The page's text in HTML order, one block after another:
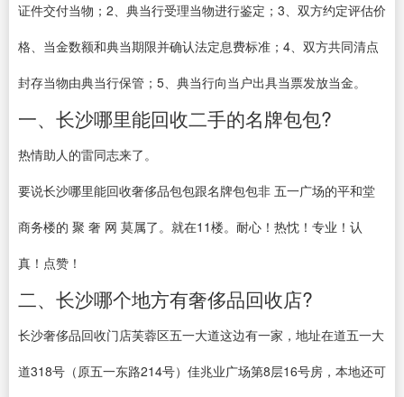
证件交付当物；2、典当行受理当物进行鉴定；3、双方约定评估价
格、当金数额和典当期限并确认法定息费标准；4、双方共同清点
封存当物由典当行保管；5、典当行向当户出具当票发放当金。
一、长沙哪里能回收二手的名牌包包?
热情助人的雷同志来了。
要说长沙哪里能回收奢侈品包包跟名牌包包非 五一广场的平和堂
商务楼的 聚 奢 网 莫属了。就在11楼。耐心！热忱！专业！认
真！点赞！
二、长沙哪个地方有奢侈品回收店?
长沙奢侈品回收门店芙蓉区五一大道这边有一家，地址在道五一大
道318号（原五一东路214号）佳兆业广场第8层16号房，本地还可